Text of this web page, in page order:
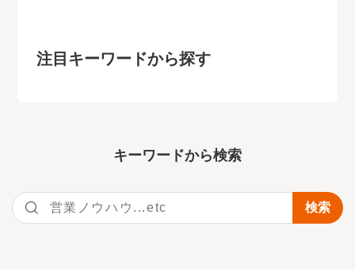
注目キーワードから探す
キーワー ドから検索